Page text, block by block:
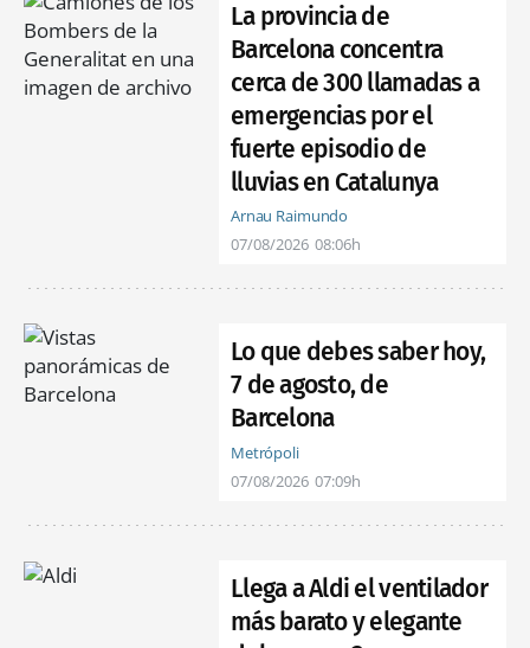
La provincia de
Barcelona concentra
cerca de 300 llamadas a
emergencias por el
fuerte episodio de
lluvias en Catalunya
Arnau Raimundo
07/08/2026 08:06h
Lo que debes saber hoy,
7 de agosto, de
Barcelona
Metrópoli
07/08/2026 07:09h
Llega a Aldi el ventilador
más barato y elegante